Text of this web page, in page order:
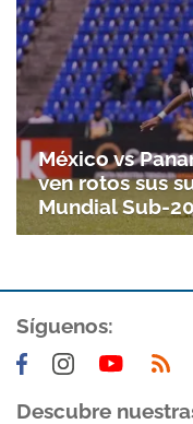
México vs
ven rotos sus
Mundial Sub-
Síguenos:
Descubre